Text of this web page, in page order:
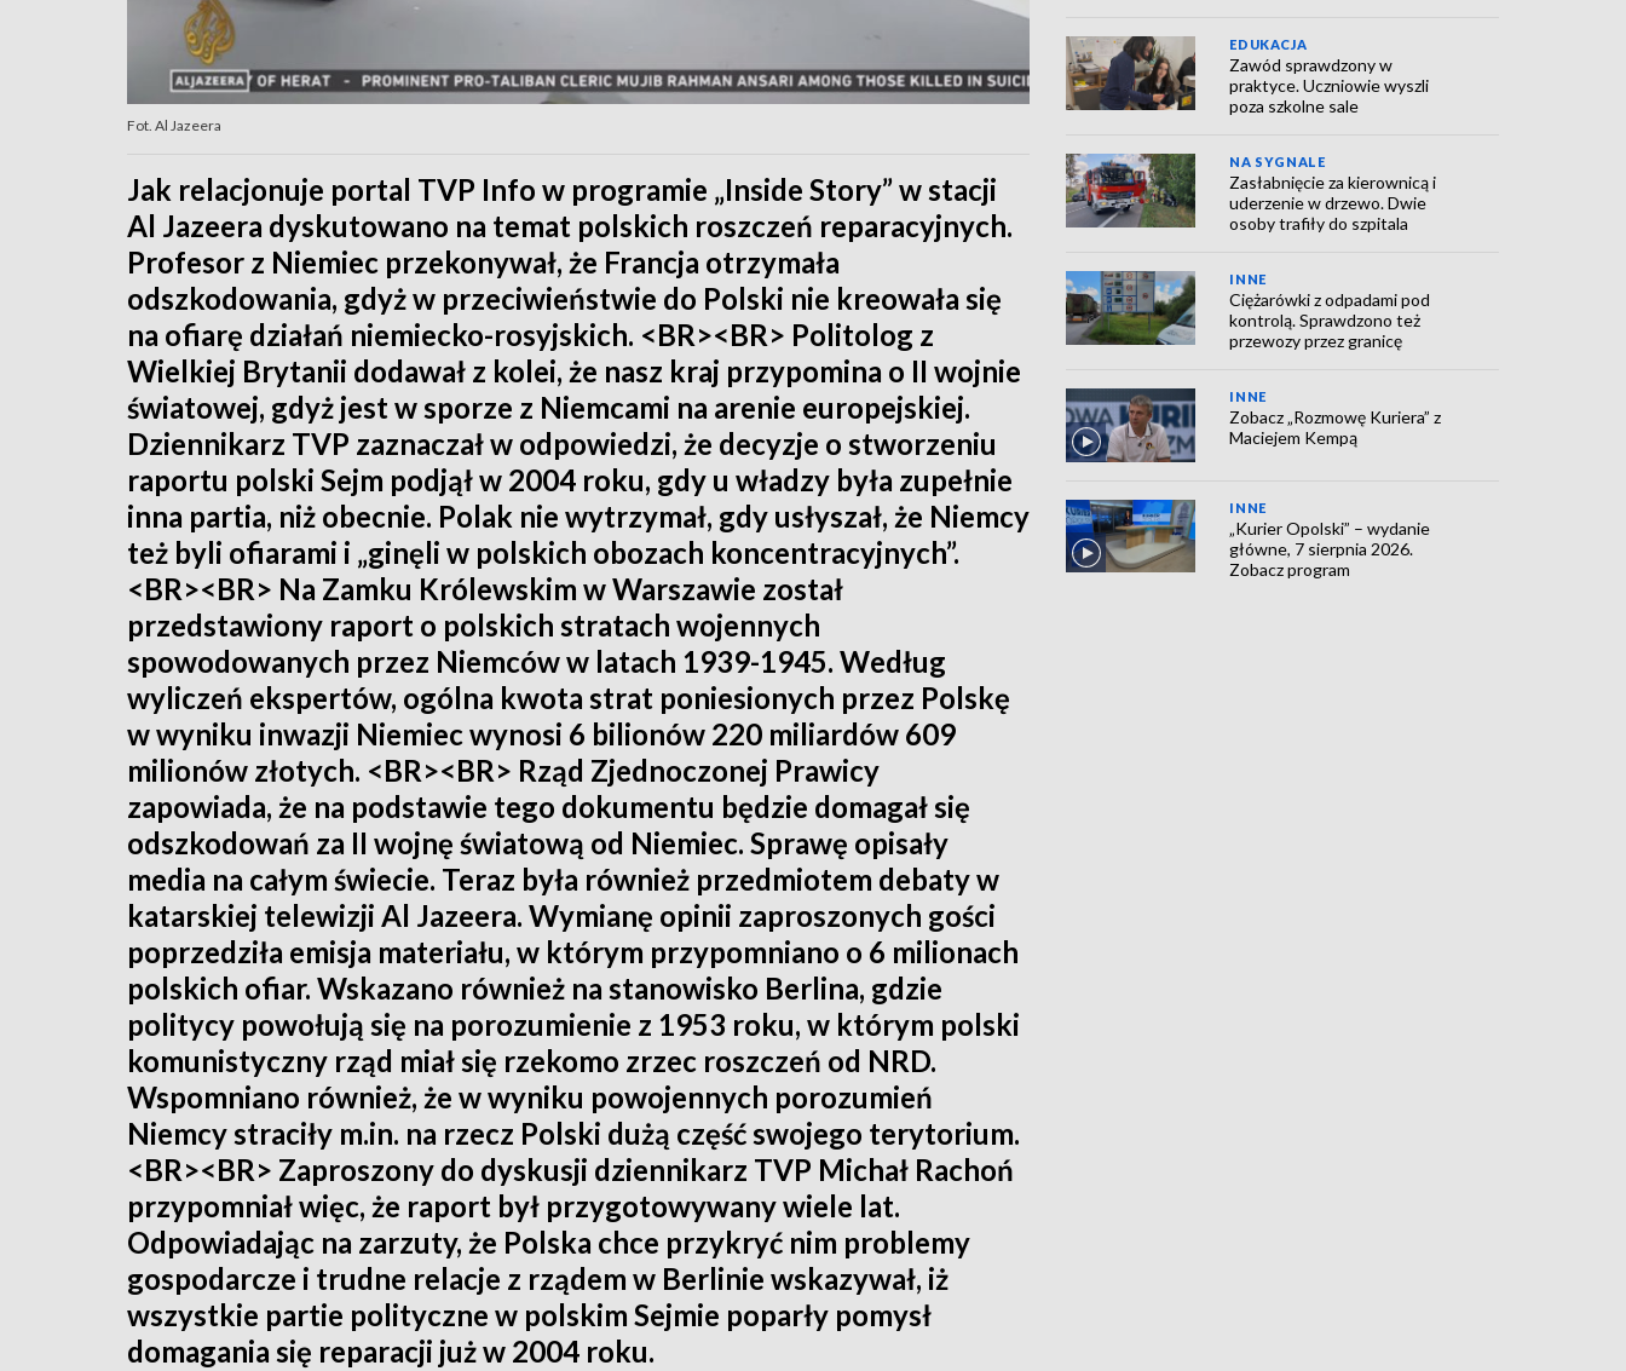
Fot. Al Jazeera
Jak relacjonuje portal TVP Info w programie „Inside Story” w stacji
Al Jazeera dyskutowano na temat polskich roszczeń reparacyjnych.
Profesor z Niemiec przekonywał, że Francja otrzymała
odszkodowania, gdyż w przeciwieństwie do Polski nie kreowała się
na ofiarę działań niemiecko-rosyjskich. <BR><BR> Politolog z
Wielkiej Brytanii dodawał z kolei, że nasz kraj przypomina o II wojnie
światowej, gdyż jest w sporze z Niemcami na arenie europejskiej.
Dziennikarz TVP zaznaczał w odpowiedzi, że decyzje o stworzeniu
raportu polski Sejm podjął w 2004 roku, gdy u władzy była zupełnie
inna partia, niż obecnie. Polak nie wytrzymał, gdy usłyszał, że Niemcy
też byli ofiarami i „ginęli w polskich obozach koncentracyjnych”.
<BR><BR> Na Zamku Królewskim w Warszawie został
przedstawiony raport o polskich stratach wojennych
spowodowanych przez Niemców w latach 1939-1945. Według
wyliczeń ekspertów, ogólna kwota strat poniesionych przez Polskę
w wyniku inwazji Niemiec wynosi 6 bilionów 220 miliardów 609
milionów złotych. <BR><BR> Rząd Zjednoczonej Prawicy
zapowiada, że na podstawie tego dokumentu będzie domagał się
odszkodowań za II wojnę światową od Niemiec. Sprawę opisały
media na całym świecie. Teraz była również przedmiotem debaty w
katarskiej telewizji Al Jazeera. Wymianę opinii zaproszonych gości
poprzedziła emisja materiału, w którym przypomniano o 6 milionach
polskich ofiar. Wskazano również na stanowisko Berlina, gdzie
politycy powołują się na porozumienie z 1953 roku, w którym polski
komunistyczny rząd miał się rzekomo zrzec roszczeń od NRD.
Wspomniano również, że w wyniku powojennych porozumień
Niemcy straciły m.in. na rzecz Polski dużą część swojego terytorium.
<BR><BR> Zaproszony do dyskusji dziennikarz TVP Michał Rachoń
przypomniał więc, że raport był przygotowywany wiele lat.
Odpowiadając na zarzuty, że Polska chce przykryć nim problemy
gospodarcze i trudne relacje z rządem w Berlinie wskazywał, iż
wszystkie partie polityczne w polskim Sejmie poparły pomysł
domagania się reparacji już w 2004 roku.
EDUKACJA
Zawód sprawdzony w
praktyce. Uczniowie wyszli
poza szkolne sale
NA SYGNALE
Zasłabnięcie za kierownicą i
uderzenie w drzewo. Dwie
osoby trafiły do szpitala
INNE
Ciężarówki z odpadami pod
kontrolą. Sprawdzono też
przewozy przez granicę
INNE
Zobacz „Rozmowę Kuriera” z
Maciejem Kempą
INNE
„Kurier Opolski” – wydanie
główne, 7 sierpnia 2026.
Zobacz program